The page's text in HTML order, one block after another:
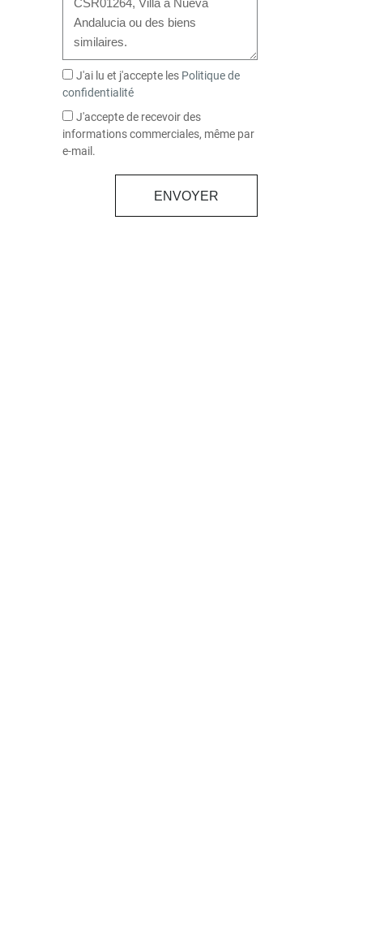
J'ai lu et j'accepte les Politique de
confidentialité
J'accepte de recevoir des
informations commerciales, même par
e-mail.
ENVOYER